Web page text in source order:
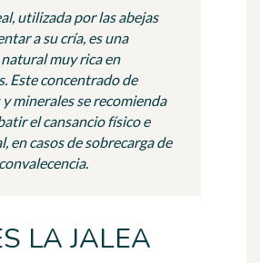
utilizada por las abejas
a su cría, es una
muy rica en
Este concentrado de
minerales se recomienda
el cansancio físico e
en casos de sobrecarga de
LA JALEA